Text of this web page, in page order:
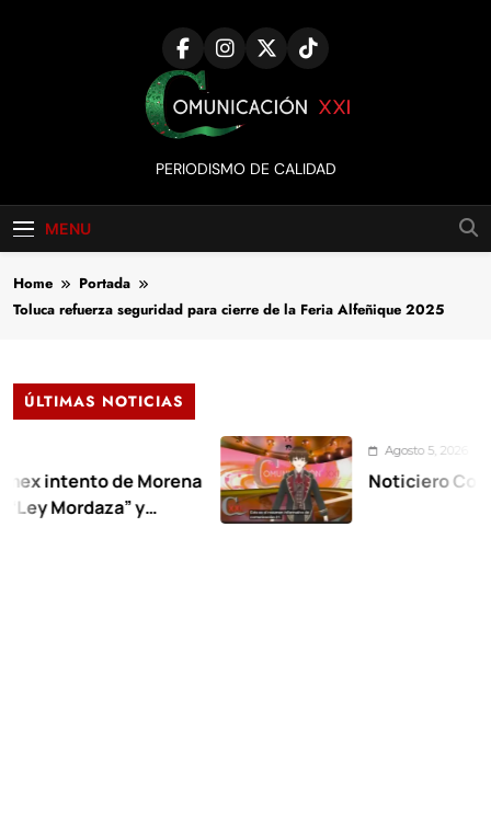
Comunicación
XXI
PERIODISMO DE CALIDAD
MENU
Home
Portada
Toluca refuerza seguridad para cierre de la Feria Alfeñique 2025
ÚLTIMAS NOTICIAS
de Morena
y
Agosto 5, 2026
Noticiero